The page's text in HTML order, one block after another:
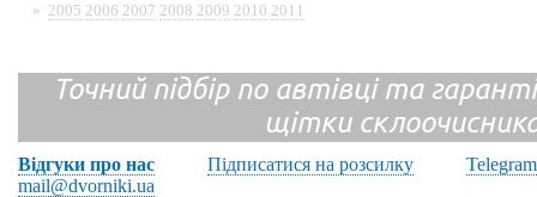
» 2005 2006 2007 2008 2009 2010 2011
Точний підбір по автівці та
щітки
Відгуки про нас Підписатися на розсилку
Telegram
mail@dvorniki.ua